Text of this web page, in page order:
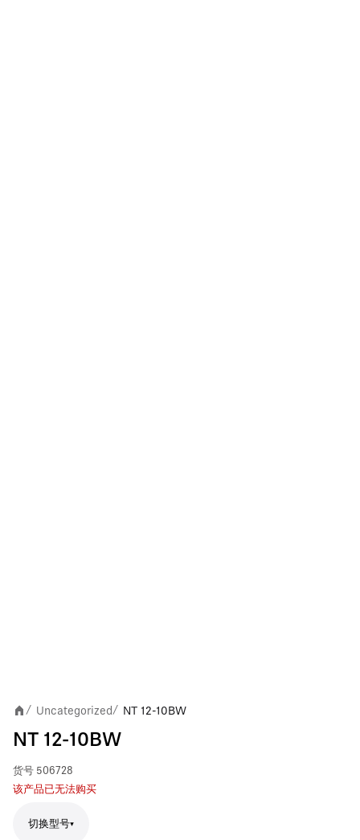
/ Uncategorized / NT 12-10BW
NT 12-10BW
货号 506728
该产品已无法购买
切换型号